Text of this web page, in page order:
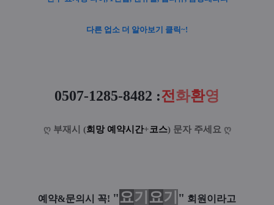
다른 업소 더 알아보기 클릭~!
0507-1285-8482 :전화환영
ღ 부재시 (희망 예약시간+코스) 문자 주세요 ღ
예약&문의시 꼭! "요기 요기 " 회원이라고